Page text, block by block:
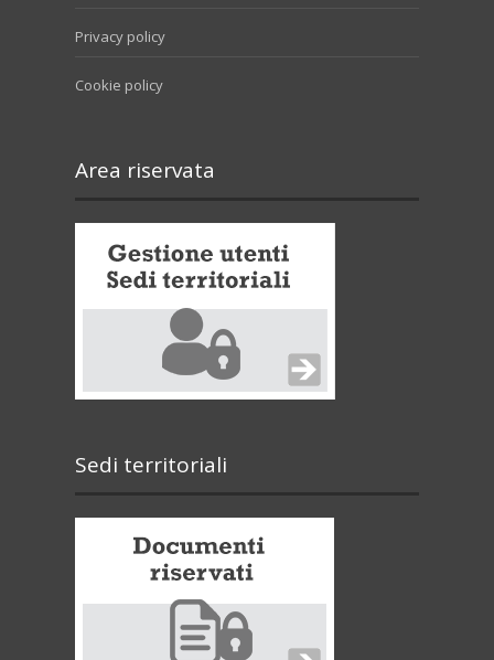
Privacy policy
Cookie policy
Area riservata
Sedi territoriali